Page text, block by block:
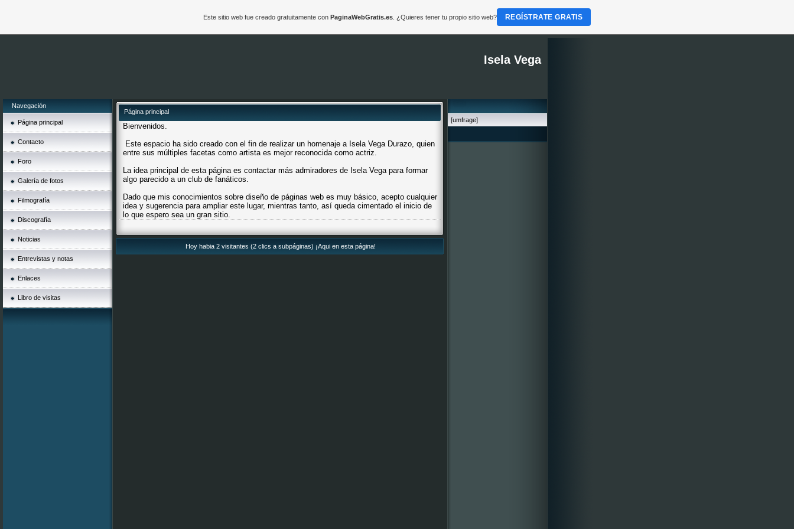
Isela Vega
Navegación
Página principal
Contacto
Foro
Galería de fotos
Filmografía
Discografía
Noticias
Entrevistas y notas
Enlaces
Libro de visitas
Página principal
Bienvenidos.
Este espacio ha sido creado con el fin de realizar un homenaje a Isela Vega Durazo, quien
entre sus múltiples facetas como artista es mejor reconocida como actriz.
La idea principal de esta página es contactar más admiradores de Isela Vega para formar
algo parecido a un club de fanáticos.
Dado que mis conocimientos sobre diseño de páginas web es muy básico, acepto cualquier
idea y sugerencia para ampliar este lugar, mientras tanto, así queda cimentado el inicio de
lo que espero sea un gran sitio.
Hoy habia 2 visitantes (2 clics a subpáginas) ¡Aqui en esta página!
[umfrage]
Este sitio web fue creado gratuitamente con PaginaWebGratis.es. ¿Quieres tener tu propio sitio web? REGÍSTRATE GRATIS